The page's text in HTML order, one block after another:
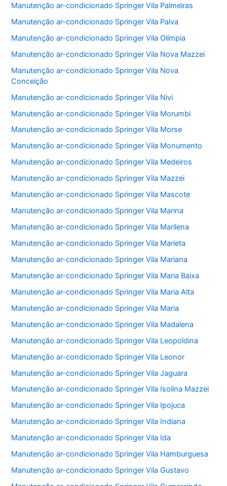
Manutenção ar-condicionado Springer Vila Palmeiras
Manutenção ar-condicionado Springer Vila Paiva
Manutenção ar-condicionado Springer Vila Olímpia
Manutenção ar-condicionado Springer Vila Nova Mazzei
Manutenção ar-condicionado Springer Vila Nova
Conceição
Manutenção ar-condicionado Springer Vila Nivi
Manutenção ar-condicionado Springer Vila Morumbi
Manutenção ar-condicionado Springer Vila Morse
Manutenção ar-condicionado Springer Vila Monumento
Manutenção ar-condicionado Springer Vila Medeiros
Manutenção ar-condicionado Springer Vila Mazzei
Manutenção ar-condicionado Springer Vila Mascote
Manutenção ar-condicionado Springer Vila Marina
Manutenção ar-condicionado Springer Vila Marilena
Manutenção ar-condicionado Springer Vila Marieta
Manutenção ar-condicionado Springer Vila Mariana
Manutenção ar-condicionado Springer Vila Maria Baixa
Manutenção ar-condicionado Springer Vila Maria Alta
Manutenção ar-condicionado Springer Vila Maria
Manutenção ar-condicionado Springer Vila Madalena
Manutenção ar-condicionado Springer Vila Leopoldina
Manutenção ar-condicionado Springer Vila Leonor
Manutenção ar-condicionado Springer Vila Jaguara
Manutenção ar-condicionado Springer Vila Isolina Mazzei
Manutenção ar-condicionado Springer Vila Ipojuca
Manutenção ar-condicionado Springer Vila Indiana
Manutenção ar-condicionado Springer Vila Ida
Manutenção ar-condicionado Springer Vila Hamburguesa
Manutenção ar-condicionado Springer Vila Gustavo